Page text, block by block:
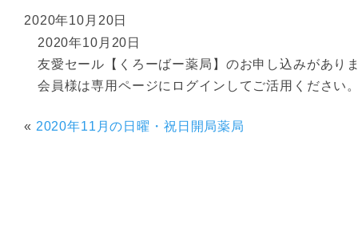
2020年10月20日
2020年10月20日
友愛セール【くろーばー薬局】のお申し込みがあり
会員様は専用ページにログインしてご活用ください
« 2020年11月の日曜・祝日開局薬局